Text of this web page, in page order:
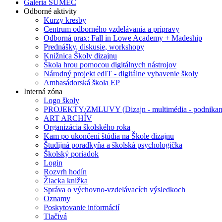
Galéria SUMEC
Odborné aktivity
Kurzy kresby
Centrum odborného vzdelávania a prípravy
Odborná prax: Fall in Lowe Academy + Madeship
Prednášky, diskusie, workshopy
Knižnica Školy dizajnu
Škola hrou pomocou digitálnych nástrojov
Národný projekt edIT - digitálne vybavenie školy
Ambasádorská škola EP
Interná zóna
Logo školy
PROJEKTY/ZMLUVY (Dizajn - multimédia -
ART ARCHÍV
Organizácia školského roka
Kam po ukončení štúdia na Škole dizajnu
Študijná poradkyňa a školská psychologička
Školský poriadok
Login
Rozvrh hodín
Žiacka knižka
Správa o výchovno-vzdelávacích výsledkoch
Oznamy
Poskytovanie informácií
Tlačivá